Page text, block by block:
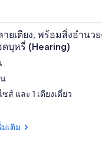
ต๊ะรีดผ้า, Wi-Fi ฟรี, ผ้าปูที่นอน
เตารีด/โ
ยเตียง, พร้อมสิ่งอำนว
บุหรี่ (Hearing)
ซส์ และ 1 เตียงเดี่ยว
เติม